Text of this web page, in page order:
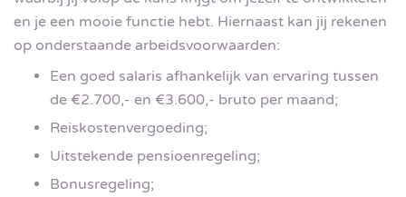
en je een mooie functie hebt. Hiernaast kan jij rekenen
op onderstaande arbeidsvoorwaarden:
Een goed salaris afhankelijk van ervaring tussen
de €2.700,- en €3.600,- bruto per maand;
Reiskostenvergoeding;
Uitstekende pensioenregeling;
Bonusregeling;